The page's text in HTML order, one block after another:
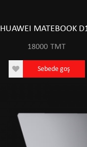
HUAWEI MATEBOOK
18000 TMT
Sebede goş